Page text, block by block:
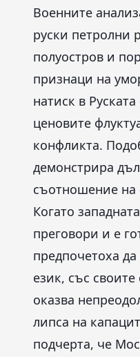
Военните
руски петролни
полуостров и
признаци на
натиск в
ценовите
конфликта.
демонстрира
съотношение на
Когато
преговори и е
предпочетоха
език, със
оказва
липса на
подчерта, че